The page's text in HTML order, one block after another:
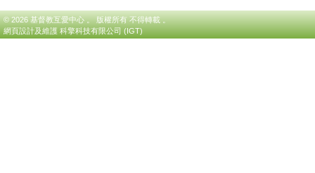
© 2026 基督教互愛中心 。 版權所有 不得轉載 。
網頁設計及維護 科擎科技有限公司 (IGT)